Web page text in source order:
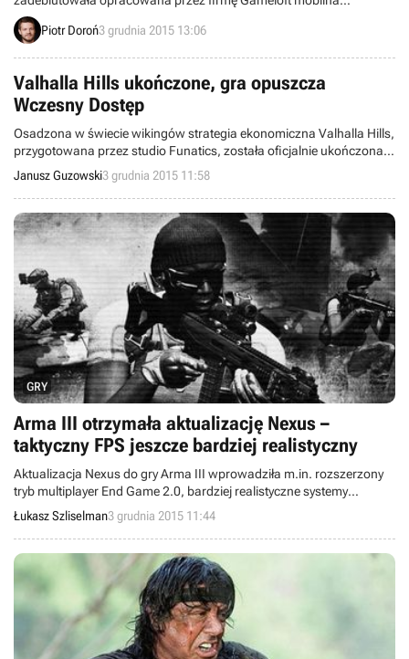
strzelanina snajperska Sniper Fury. Produkcja, w której zajmujemy
się cichą eliminacją celów, została wydana w modelu darmowym z
Piotr Doroń3 grudnia 2015 13:06
Valhalla Hills ukończone, gra opuszcza
Wczesny Dostęp
Osadzona w świecie wikingów strategia ekonomiczna Valhalla Hills,
przygotowana przez studio Funatics, została oficjalnie ukończona i
opuściła Wczesny Dostęp, w którym znajdowała się od sierpnia.
Wraz z premierą gry wydano aktualizację wprowadzającą nową
zawartość.
Janusz Guzowski3 grudnia 2015 11:58
GRY
Arma III otrzymała aktualizację Nexus –
taktyczny FPS jeszcze bardziej realistyczny
Aktualizacja Nexus do gry Arma III wprowadziła m.in. rozszerzony
tryb multiplayer End Game 2.0, bardziej realistyczne systemy
kondycji i obrażeń oraz przydatne narzędzie dla modderów. Studio
Bohemia Interactive uruchomiło także usługę społecznościową
Arma III Units.
Łukasz Szliselman3 grudnia 2015 11:44